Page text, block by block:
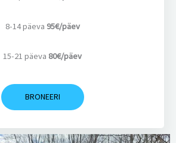
8-14 päeva 95€/päev
15-21 päeva 80€/päev
BRONEERI